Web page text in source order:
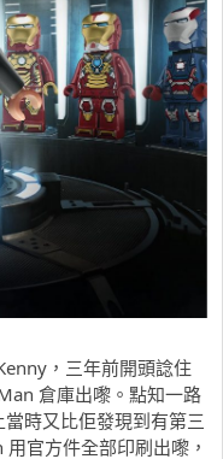
，三年前開頭諗住
倉庫出嚟。點知一路
時又比佢發現到有第三
官方件全部印刷出嚟，